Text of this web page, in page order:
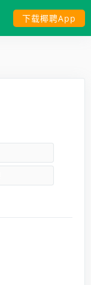
下载椰聘App